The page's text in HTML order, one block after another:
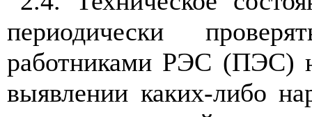
периодически
работниками РЭС (ПЭС)
выявлении каких-либо